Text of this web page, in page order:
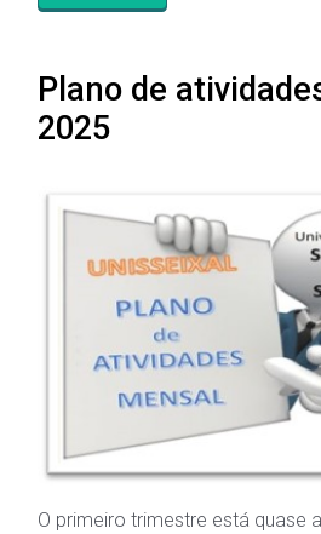
Plano de
2025
O primeiro trimestre está quase